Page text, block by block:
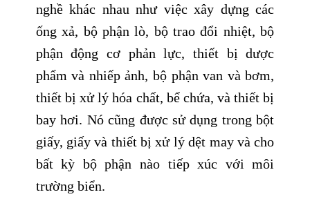
nghề khác nhau như việc xây dựng các
ống xả, bộ phận lò, bộ trao đổi nhiệt, bộ
phận động cơ phản lực, thiết bị dược
phẩm và nhiếp ảnh, bộ phận van và bơm,
thiết bị xử lý hóa chất, bể chứa, và thiết bị
bay hơi. Nó cũng được sử dụng trong bột
giấy, giấy và thiết bị xử lý dệt may và cho
bất kỳ bộ phận nào tiếp xúc với môi
trường biển.